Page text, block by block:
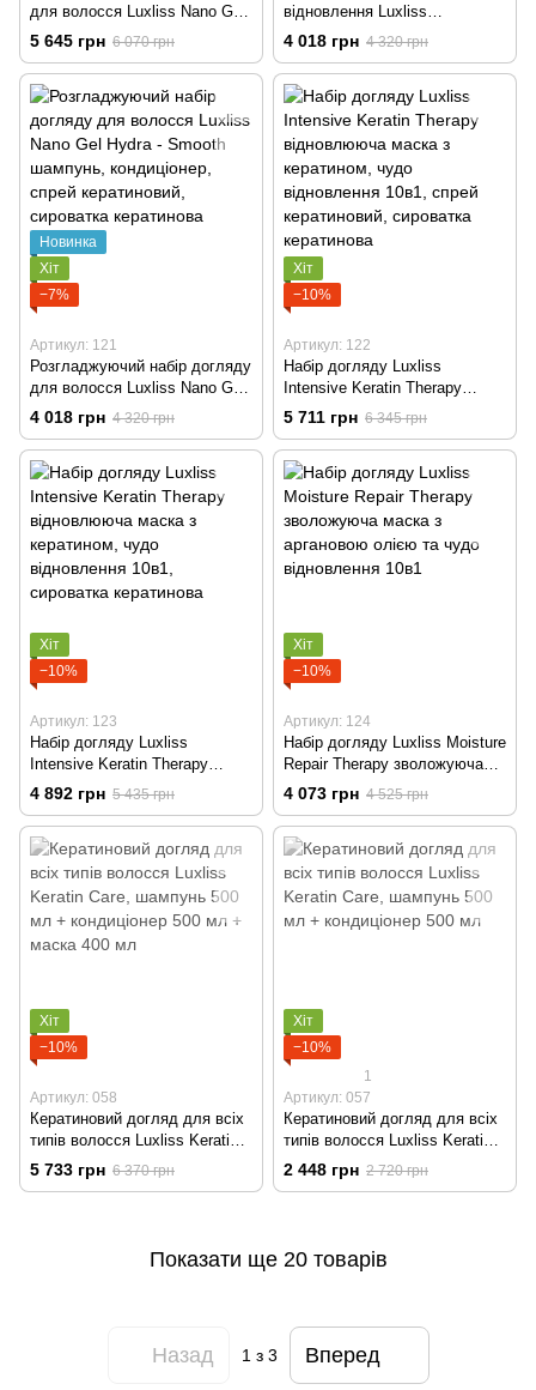
для волосся Luxliss Nano Gel
Hydra - Smooth шампунь,
кондиціонер, маска та спрей
кератиновий, сироватка
кератинова
5 645 грн 6 070 грн
відновлення Luxliss
Nanoplastia Bond Repair
шампунь, кондиціонер, спрей
кератиновий, сироватка
кератинова
4 018 грн 4 320 грн
Новинка
Хіт
−7%
Артикул: 121
Розгладжуючий набір догляду
для волосся Luxliss Nano Gel
Hydra - Smooth шампунь,
кондиціонер, спрей
кератиновий, сироватка
кератинова
4 018 грн 4 320 грн
Хіт
−10%
Артикул: 122
Набір догляду Luxliss
Intensive Keratin Therapy
відновлююча маска з
кератином, чудо відновлення
10в1, спрей кератиновий,
сироватка кератинова
5 711 грн 6 345 грн
Хіт
−10%
Артикул: 123
Набір догляду Luxliss
Intensive Keratin Therapy
відновлююча маска з
кератином, чудо відновлення
10в1, сироватка кератинова
4 892 грн 5 435 грн
Хіт
−10%
Артикул: 124
Набір догляду Luxliss Moisture
Repair Therapy зволожуюча
маска з аргановою олією та
чудо відновлення 10в1
4 073 грн 4 525 грн
Хіт
−10%
Артикул: 058
Кератиновий догляд для всіх
типів волосся Luxliss Keratin
Care, шампунь 500 мл +
кондиціонер 500 мл + маска
5 733 грн 6 370 грн
Хіт
−10%
1
Артикул: 057
Кератиновий догляд для всіх
типів волосся Luxliss Keratin
Care, шампунь 500 мл +
кондиціонер 500 мл
2 448 грн 2 720 грн
Показати ще 20 товарів
Назад 1з 3 Вперед